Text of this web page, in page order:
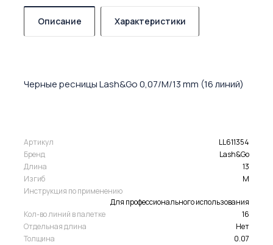
Описание Характеристики
Черные ресницы Lash&Go 0,07/M/13 mm (16 линий)
Артикул
LL611354
Бренд
Lash&Go
Длина
13
Изгиб
M
Инструкция по применению
Для профессионального использования
Кол-во линий в палетке
16
Отдельная длина
Нет
Толщина
0.07